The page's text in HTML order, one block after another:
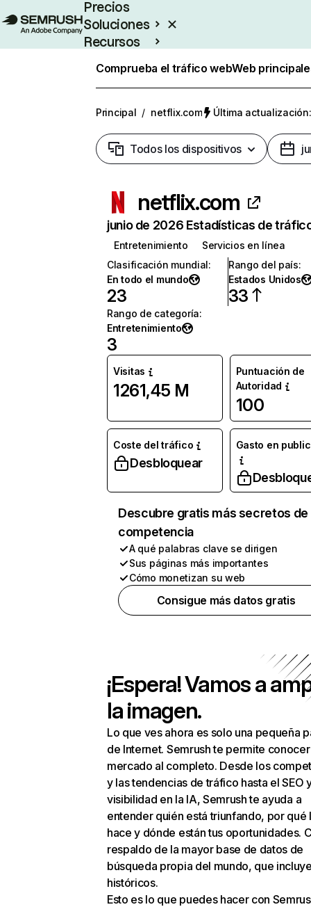
Precios
Soluciones
Recursos
Comprueba el tráfico webWeb
Principal / netflix.com Última
Todos los dispositivos
netflix.com
junio de 2026 Estadísticas de
Entretenimiento
Servicios en línea
Clasificación mundial:
En todo el mundo
23
Rango del país:
Estados Unidos
33
Rango de categoría:
Entretenimiento
3
Visitas
1261,45 M
Puntuación de
Autoridad
100
Coste del tráfico
Desbloquear
Gasto en
Descubre gratis más secretos de
competencia
A qué palabras clave se dirigen
Sus páginas más importantes
Cómo monetizan su web
Consigue más datos gratis
¡Espera! Vamos a
la imagen.
Lo que ves ahora es solo una pequeña
de Internet. Semrush te permite
mercado al completo. Desde los
y las tendencias de tráfico hasta el SEO
visibilidad en la IA, Semrush te ayuda a
entender quién está triunfando, por qué
hace y dónde están tus oportunidades.
respaldo de la mayor base de datos de
búsqueda propia del mundo, que
históricos.
Esto es lo que puedes hacer con